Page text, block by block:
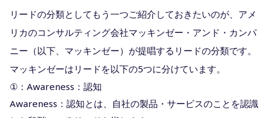
リードの分類としてもう一つご紹介しておきたいのが、アメ
リカのコンサルティング会社マッキンゼー・アンド・カンパ
ニー（以下、マッキンゼー）が提唱するリードの分類です。
マッキンゼーはリードを以下の5つに分けています。
①：Awareness：認知
Awareness：認知とは、自社の製品・サービスのことを認識